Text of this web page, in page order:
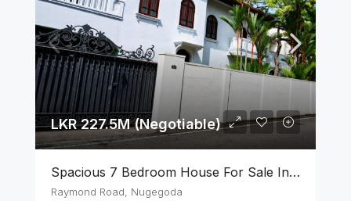
LKR 227.5M (Negotiable)
Spacious 7 Bedroom House For Sale In The Heart Of Nugegoda
Raymond Road, Nugegoda